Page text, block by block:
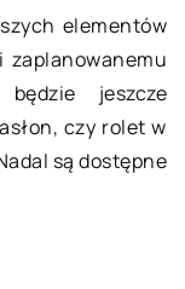
elementów
zaplanowanemu
jeszcze
czy rolet w
są dostępne